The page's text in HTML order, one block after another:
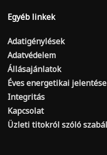
Egyéb linkek
Adatigénylések
Adatvédelem
Állásajánlatok
Éves energetikai
Integritás
Kapcsolat
Üzleti titokról szóló